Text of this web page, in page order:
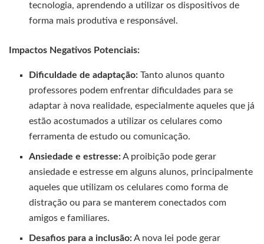
tecnologia, aprendendo a utilizar os dispositivos de
forma mais produtiva e responsável.
Impactos Negativos Potenciais:
Dificuldade de adaptação: Tanto alunos quanto
professores podem enfrentar dificuldades para se
adaptar à nova realidade, especialmente aqueles que já
estão acostumados a utilizar os celulares como
ferramenta de estudo ou comunicação.
Ansiedade e estresse:A proibição pode gerar
ansiedade e estresse em alguns alunos, principalmente
aqueles que utilizam os celulares como forma de
distração ou para se manterem conectados com
amigos e familiares.
Desafios para a inclusão:A nova lei pode gerar